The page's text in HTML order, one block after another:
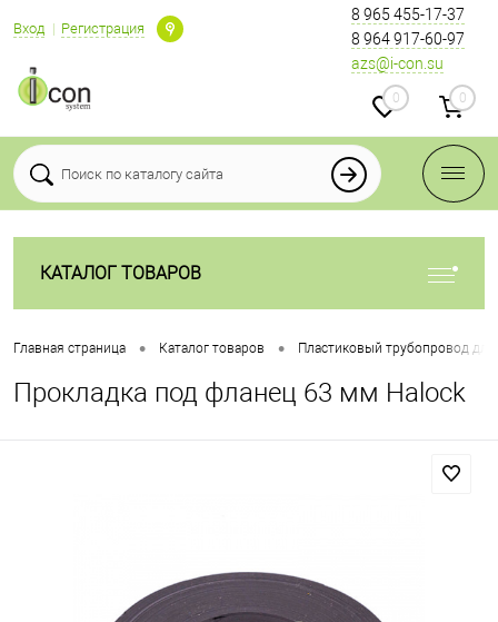
Вход Регистрация
8 965 455-17-37
8 964 917-60-97
azs@i-con.su
0 0
КАТАЛОГ ТОВАРОВ
Главная страница • Каталог товаров • Пластиковый трубопровод
Прокладка под фланец 63 мм Halock